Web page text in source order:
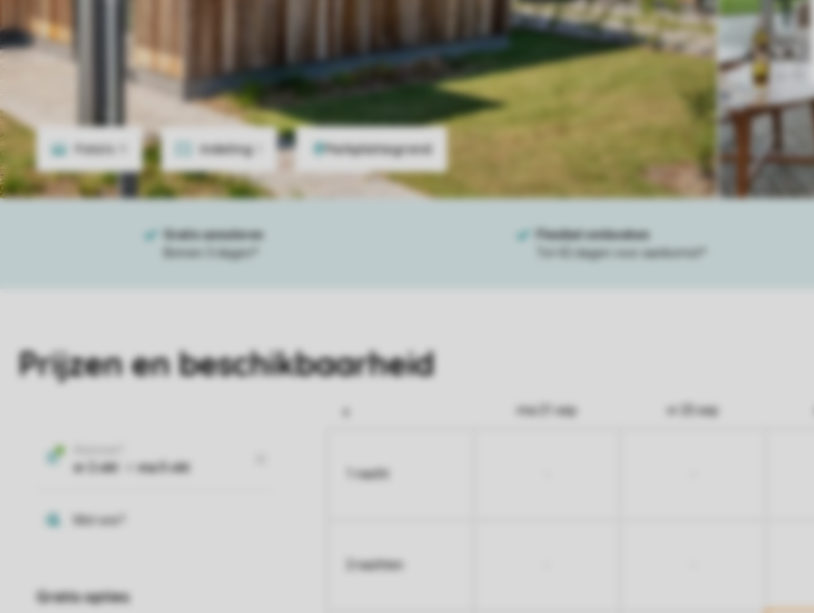
Foto's Indeling
Prijzen en beschikbaarheid
ma 21 sep vr 25 sep
1 nacht
2 nachten